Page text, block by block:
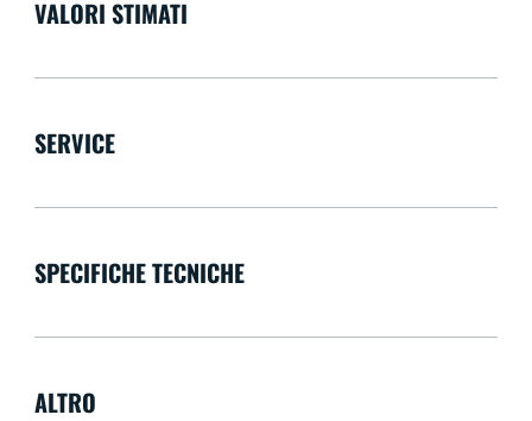
VALORI STIMATI
SERVICE
SPECIFICHE TECNICHE
ALTRO